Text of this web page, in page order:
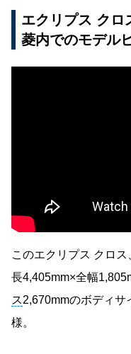
エクリプス クロ
菱内でのモデル
このエクリプス クロ
長4,405mm×全幅
ス2,670mmのボディ
様。